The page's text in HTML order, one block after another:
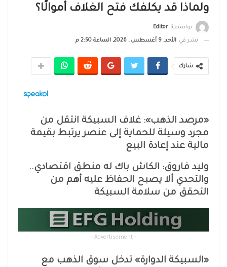
ولماذا قد يكلفك فتح الغلاف أموالًا؟
بواسطة Editor
نشر في الأحد, 9 أغسطس , 2026, الساعة 2:50 م
شارك
«مرصد الذهب»: غلاف السبيكة انتقل من
مجرد وسيلة للحماية إلى عنصر يرتبط بقيمة
مالية عند إعادة البيع
وليد فاروق: الكاش باك له منطق اقتصادي..
والتحدي ألا يصبح الحفاظ عليه أهم من
التحقق من سلامة السبيكة
- Advertisement -
«السبيكة الدوارة» تدخل سوق الذهب مع